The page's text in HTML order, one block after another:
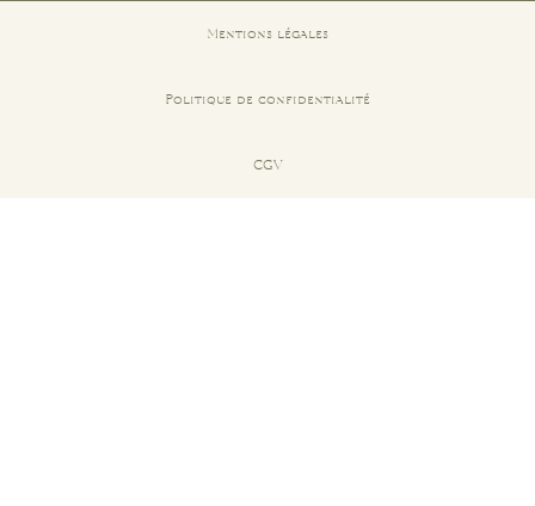
Mentions légales
Politique de confidentialité
CGV